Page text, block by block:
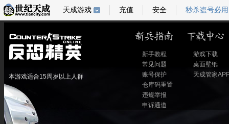
本游戏适合15周岁以上人群
新手教程
常见问题
账号保护
仓库码重置
违规举报
申诉通道
游戏下载
桌面壁纸
天成管家
天成游戏 充值 安全 秒杀盗号必用